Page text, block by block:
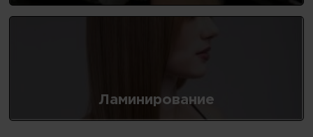
Ламинирование